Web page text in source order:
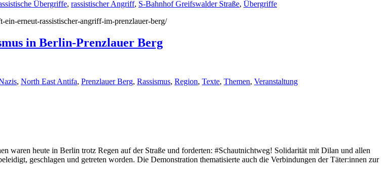
Übergriffe, rassistischer Angriff, S-Bahnhof Greifswalder Straße, Übergriffe
erneut-rassistischer-angriff-im-prenzlauer-berg/
in Berlin-Prenzlauer Berg
, North East Antifa, Prenzlauer Berg, Rassismus, Region, Texte, Themen, Veranstaltung
waren heute in Berlin trotz Regen auf der Straße und forderten: #Schautnichtweg! Solidarität mit Dilan und allen
geschlagen und getreten worden. Die Demonstration thematisierte auch die Verbindungen der Täter:innen zur